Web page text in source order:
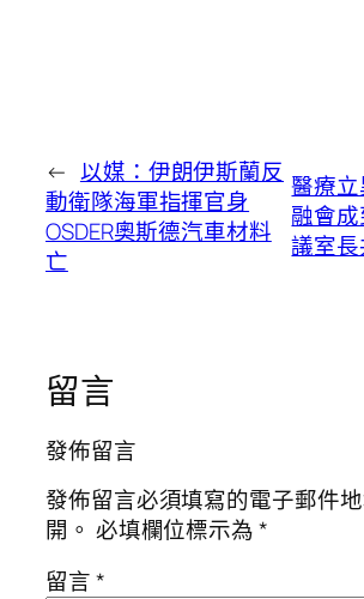
← 以媒：伊朗伊斯蘭反
動衛隊海軍指揮官身
OSDER奧斯德汽車材料
亡
醫療
融會
議室
留言
發佈留言
發佈留言必須填寫的電子郵件
開。 必填欄位標示為*
留言*